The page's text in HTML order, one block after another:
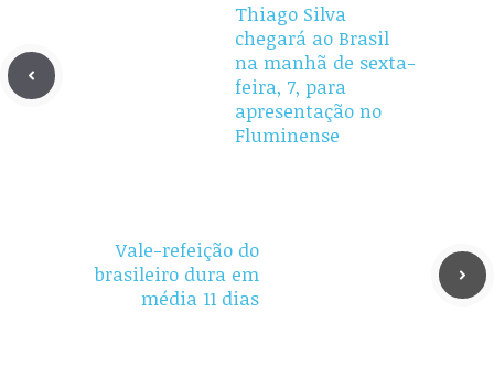
Thiago Silva
chegará ao Brasil
na manhã de sexta-
feira, 7, para
apresentação no
Fluminense
Vale-refeição do
brasileiro dura em
média 11 dias